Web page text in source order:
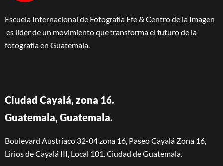
Escuela Internacional de Fotografía Efe & Centro de la Imagen
es líder de un movimiento que transforma el futuro de la
fotografía en Guatemala.
Ciudad Cayalá, zona 16.
Guatemala, Guatemala.
Boulevard Austriaco 32-04 zona 16, Paseo Cayalá Zona 16,
Lirios de Cayalá III, Local 101. Ciudad de Guatemala.